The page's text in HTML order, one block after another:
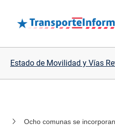
Estado de Movilidad y Vías
Ocho comunas se